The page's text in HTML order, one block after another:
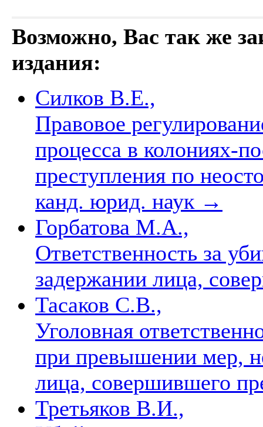
Возможно, Вас так же
издания:
Силков В.Е.,
Правовое
процесса в колониях-
преступления по
канд. юрид. наук →
Горбатова М.А.,
Ответственность за
задержании лица,
Тасаков С.В.,
Уголовная
при превышении мер,
лица, совершившего
Третьяков В.И.,